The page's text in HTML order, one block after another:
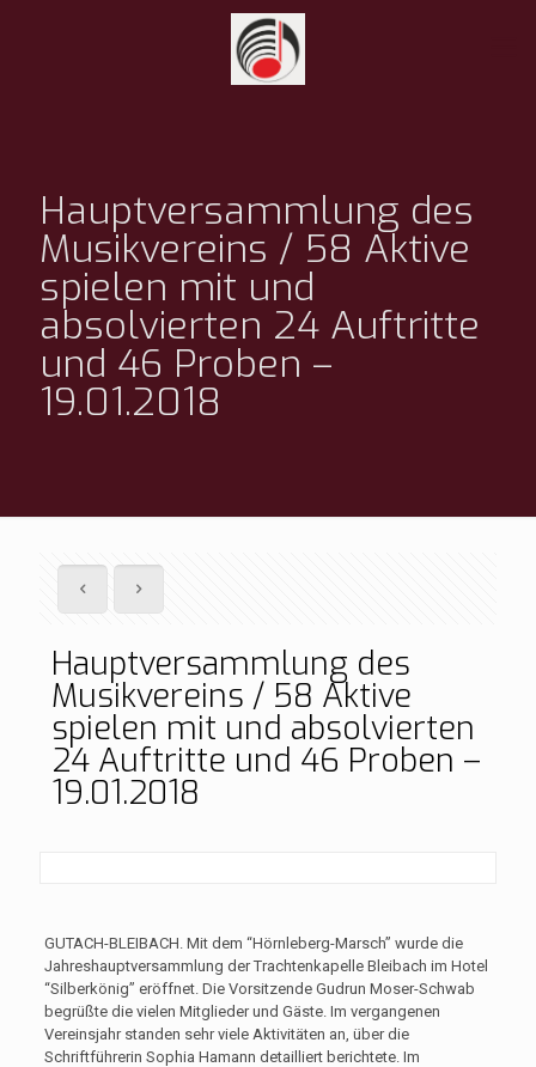
Hauptversammlung des
Musikvereins / 58 Aktive
spielen mit und
absolvierten 24 Auftritte
und 46 Proben –
19.01.2018
Hauptversammlung des
Musikvereins / 58 Aktive
spielen mit und absolvierten
24 Auftritte und 46 Proben –
19.01.2018
GUTACH-BLEIBACH.Mit dem “Hörnleberg-Marsch” wurde die
Jahreshauptversammlung der Trachtenkapelle Bleibach im Hotel
“Silberkönig” eröffnet. Die Vorsitzende Gudrun Moser-Schwab
begrüßte die vielen Mitglieder und Gäste. Im vergangenen
Vereinsjahr standen sehr viele Aktivitäten an, über die
Schriftführerin Sophia Hamann detailliert berichtete. Im